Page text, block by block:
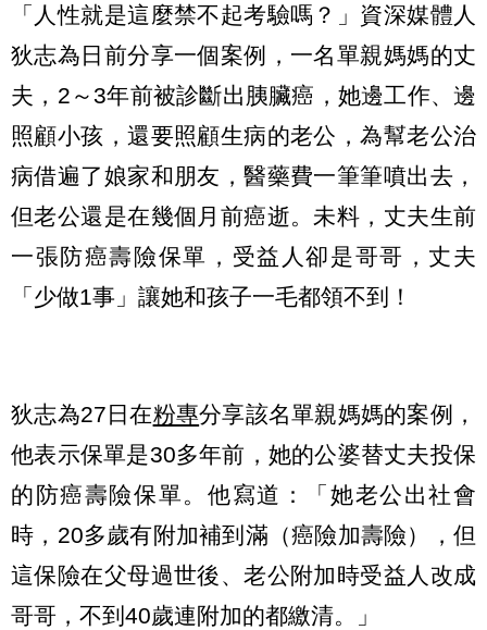
「人性就是這麼禁不起考驗嗎？」資深媒體人
狄志為日前分享一個案例，一名單親媽媽的丈
夫，2～3年前被診斷出胰臟癌，她邊工作、邊
照顧小孩，還要照顧生病的老公，為幫老公治
病借遍了娘家和朋友，醫藥費一筆筆噴出去，
但老公還是在幾個月前癌逝。未料，丈夫生前
一張防癌壽險保單，受益人卻是哥哥，丈夫
「少做1事」讓她和孩子一毛都領不到！
狄志為27日在粉專分享該名單親媽媽的案例，
他表示保單是30多年前，她的公婆替丈夫投保
的防癌壽險保單。他寫道：「她老公出社會
時，20多歲有附加補到滿（癌險加壽險），但
這保險在父母過世後、老公附加時受益人改成
哥哥，不到40歲連附加的都繳清。」